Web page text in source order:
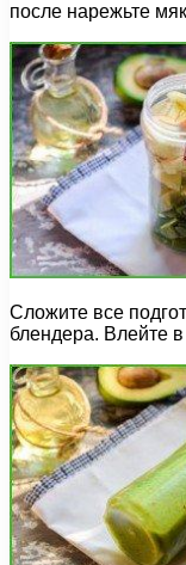
после нарежьте
Сложите все
блендера. Влейте